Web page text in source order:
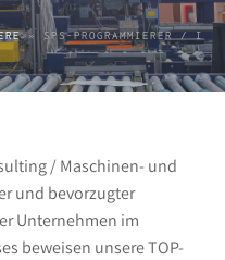
»SPS-PROGRAMMIERER /
/ Maschinen- und
und bevorzugter
Unternehmen im
beweisen unsere TOP-